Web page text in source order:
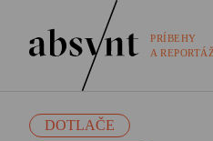
PRÍBEHY
A
DOTLAČE